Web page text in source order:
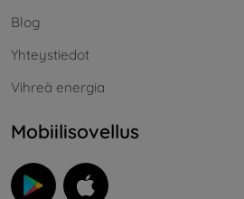
Blog
Yhteystiedot
Vihreä energia
Mobiilisovellus